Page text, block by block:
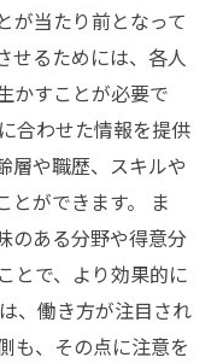
が当たり前となって
せるためには、各人
かすことが必要で
合わせた情報を提供
層や職歴、スキルや
とができます。 ま
のある分野や得意分
とで、より効果的に
、働き方が注目され
も、その点に注意を